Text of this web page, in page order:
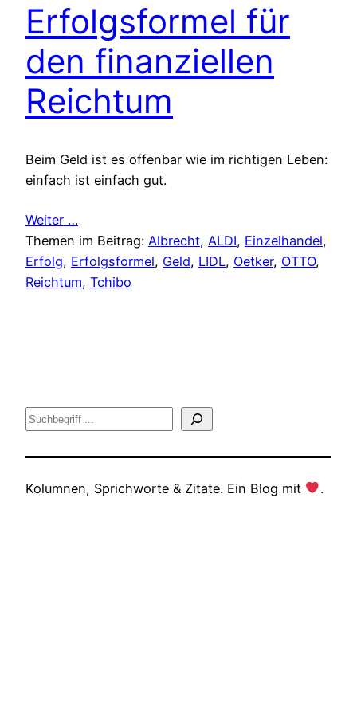
Erfolgsformel für
den finanziellen
Reichtum
Beim Geld ist es offenbar wie im richtigen Leben:
einfach ist einfach gut.
Weiter …
Themen im Beitrag: Albrecht, ALDI, Einzelhandel
Erfolg, Erfolgsformel, Geld, LIDL, Oetker, OTTO
Reichtum, Tchibo
Suche
Kolumnen, Sprichworte & Zitate. Ein Blog mit .